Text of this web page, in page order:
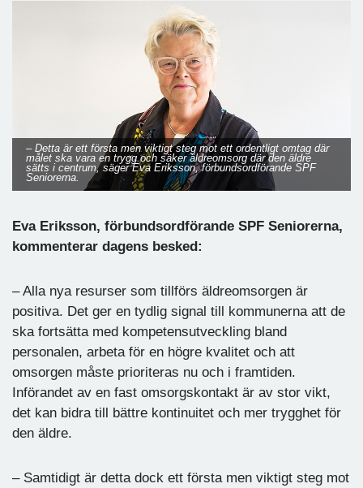
– Detta är ett första men viktigt steg mot ett ordentligt omtag där
målet ska vara en trygg och säker äldreomsorg där den äldre
sätts i centrum, säger Eva Eriksson, förbundsordförande SPF
Seniorerna.
Eva Eriksson, förbundsordförande SPF Seniorerna,
kommenterar dagens besked:
– Alla nya resurser som tillförs äldreomsorgen är
positiva. Det ger en tydlig signal till kommunerna att de
ska fortsätta med kompetensutveckling bland
personalen, arbeta för en högre kvalitet och att
omsorgen måste prioriteras nu och i framtiden.
Införandet av en fast omsorgskontakt är av stor vikt,
det kan bidra till bättre kontinuitet och mer trygghet för
den äldre.
– Samtidigt är detta dock ett första men viktigt steg mot